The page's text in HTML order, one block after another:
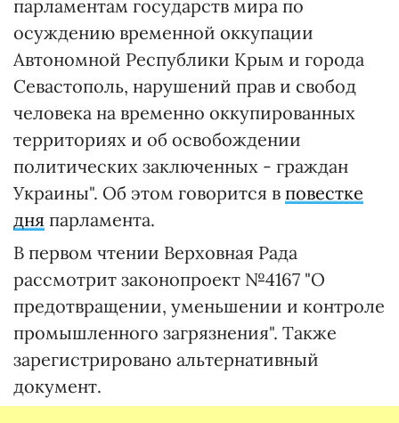
парламентам государств мира по
осуждению временной оккупации
Автономной Республики Крым и города
Севастополь, нарушений прав и свобод
человека на временно оккупированных
территориях и об освобождении
политических заключенных - граждан
Украины". Об этом говорится в повестке
дня парламента.
В первом чтении Верховная Рада
рассмотрит законопроект №4167 "О
предотвращении, уменьшении и контроле
промышленного загрязнения". Также
зарегистрировано альтернативный
документ.